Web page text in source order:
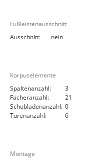
Fußleistenausschnitt
Ausschnitt:
nein
Korpuselemente
Spaltenanzahl:
3
Fächeranzahl:
21
Schubladenanzahl: 0
Türenanzahl:
6
Montage